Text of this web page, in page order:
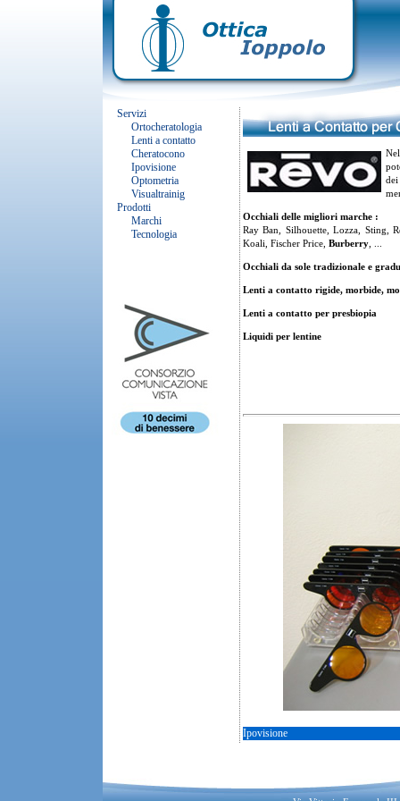
Servizi
Ortocheratologia
Lenti a contatto
Cheratocono
Ipovisione
Optometria
Visualtrainig
Prodotti
Marchi
Tecnologia
Occhiali delle migliori marche :
Ray Ban, Silhouette, Lozza, Sting,
Koali, Fischer Price, Burberry
Occhiali da sole tradizionale e
Lenti a contatto rigide, morbide,
Lenti a contatto per presbiopia
Liquidi per lentine
Ipovisione